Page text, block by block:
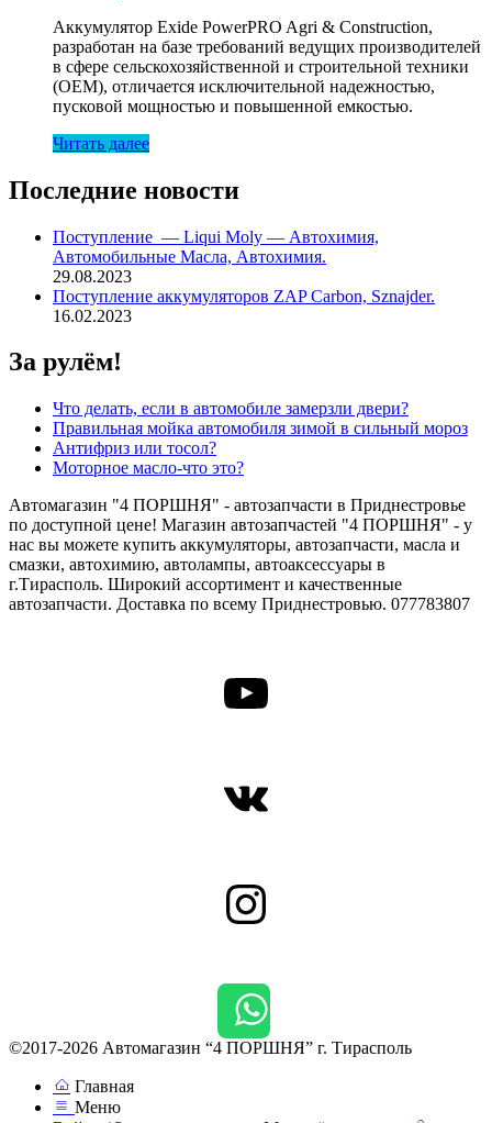
Аккумулятор Exide PowerPRO Agri & Construction,
разработан на базе требований ведущих производителей
в сфере сельскохозяйственной и строительной техники
(OEM), отличается исключительной надежностью,
пусковой мощностью и повышенной емкостью.
Читать далее
Последние новости
Поступление — Liqui Moly — Автохимия,
Автомобильные Масла, Автохимия.
29.08.2023
Поступление аккумуляторов ZAP Carbon, Sznajder.
16.02.2023
За рулём!
Что делать, если в автомобиле замерзли двери?
Правильная мойка автомобиля зимой в сильный мороз
Антифриз или тосол?
Моторное масло-что это?
Автомагазин "4 ПОРШНЯ" - автозапчасти в Приднестровье
по доступной цене! Магазин автозапчастей "4 ПОРШНЯ" - у
нас вы можете купить аккумуляторы, автозапчасти, масла и
смазки, автохимию, автолампы, автоаксессуары в
г.Тирасполь. Широкий ассортимент и качественные
автозапчасти. Доставка по всему Приднестровью. 077783807
YouTube
ВКонтакте
Instagram
©2017-2026 Автомагазин “4 ПОРШНЯ” г. Тирасполь
Главная
Меню